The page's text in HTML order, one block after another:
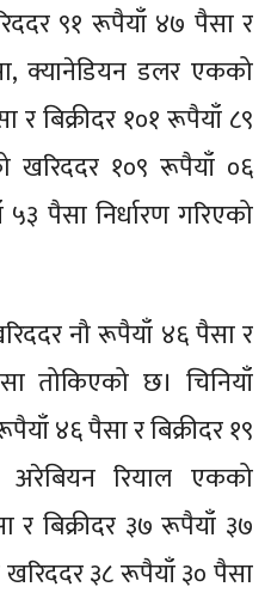
९१ रूपैयाँ ४७ पैसा र
क्यानेडियन डलर एकको
बिक्रीदर १०१ रूपैयाँ ८९
खरिददर १०९ रूपैयाँ ०६
पैसा निर्धारण गरिएको
नौ रूपैयाँ ४६ पैसा र
तोकिएको छ। चिनियाँ
४६ पैसा र बिक्रीदर १९
रियाल एकको
बिक्रीदर ३७ रूपैयाँ ३७
३८ रूपैयाँ ३० पैसा